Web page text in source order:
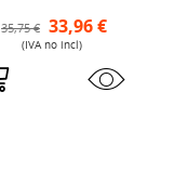
35,75 € 33,96 €
(IVA no incl)